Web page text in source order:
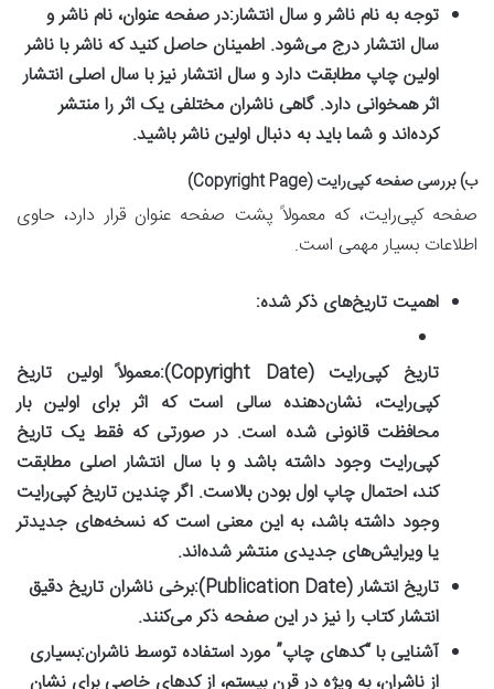
توجه به نام ناشر و سال انتشار:در صفحه عنوان، نام ناشر و
سال انتشار درج می‌شود. اطمینان حاصل کنید که ناشر با ناشر
اولین چاپ مطابقت دارد و سال انتشار نیز با سال اصلی انتشار
اثر همخوانی دارد. گاهی ناشران مختلفی یک اثر را منتشر
کرده‌اند و شما باید به دنبال اولین ناشر باشید.
ب) بررسی صفحه کپی‌رایت (Copyright Page)
صفحه کپی‌رایت، که معمولاً پشت صفحه عنوان قرار دارد، حاوی
اطلاعات بسیار مهمی است.
اهمیت تاریخ‌های ذکر شده:
تاریخ کپی‌رایت (Copyright Date):
معمولاً اولین تاریخ
کپی‌رایت، نشان‌دهنده سالی است که اثر برای اولین بار
محافظت قانونی شده است. در صورتی که فقط یک تاریخ
کپی‌رایت وجود داشته باشد و با سال انتشار اصلی مطابقت
کند، احتمال چاپ اول بودن بالاست. اگر چندین تاریخ کپی‌رایت
وجود داشته باشد، به این معنی است که نسخه‌های جدیدتر
یا ویرایش‌های جدیدی منتشر شده‌اند.
تاریخ انتشار (Publication Date):
برخی ناشران تاریخ دقیق
انتشار کتاب را نیز در این صفحه ذکر می‌کنند.
آشنایی با “کدهای چاپ” مورد استفاده توسط ناشران:بسیاری